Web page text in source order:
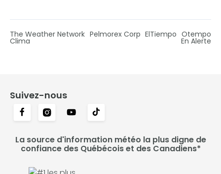
The Weather Network Pelmorex Corp ElTiempo Otempo
Clima En Alerte
Suivez-nous
La source d'information météo la plus digne de
confiance des Québécois et des Canadiens*